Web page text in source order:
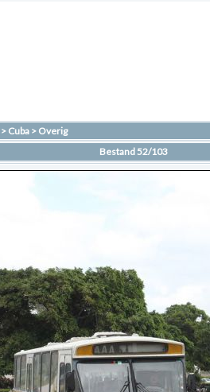
> Cuba > Overig
Bestand 52/103